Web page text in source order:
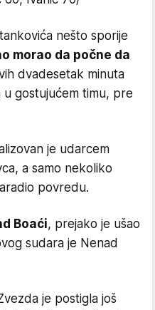
nešto sporije
morao da počne da
dvadesetak minuta
u gostujućem timu, pre
je udarcem
a samo nekoliko
povredu.
Boaći, prejako je ušao
sudara je Nenad
je postigla još